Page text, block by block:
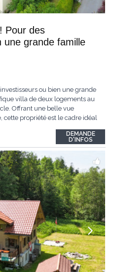
Pour des
une grande famille
ou bien une grande
villa de deux logements au
Offrant une belle vue
cette propriété est le cadre idéal
charme fou qui séduit dès le
DEMANDE
D'INFOS